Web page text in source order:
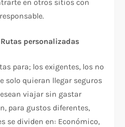
en otros sitios con
personalizadas
para; los exigentes, los no
solo quieran llegar seguros
viajar sin gastar
para gustos diferentes,
se dividen en: Económico,